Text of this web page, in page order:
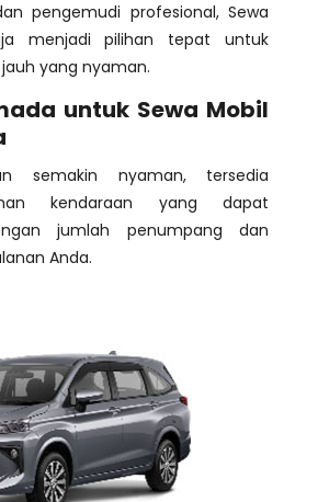
pengemudi profesional, Sewa
menjadi pilihan tepat untuk
yang nyaman.
untuk Sewa Mobil
semakin nyaman, tersedia
kendaraan yang dapat
jumlah penumpang dan
Anda.